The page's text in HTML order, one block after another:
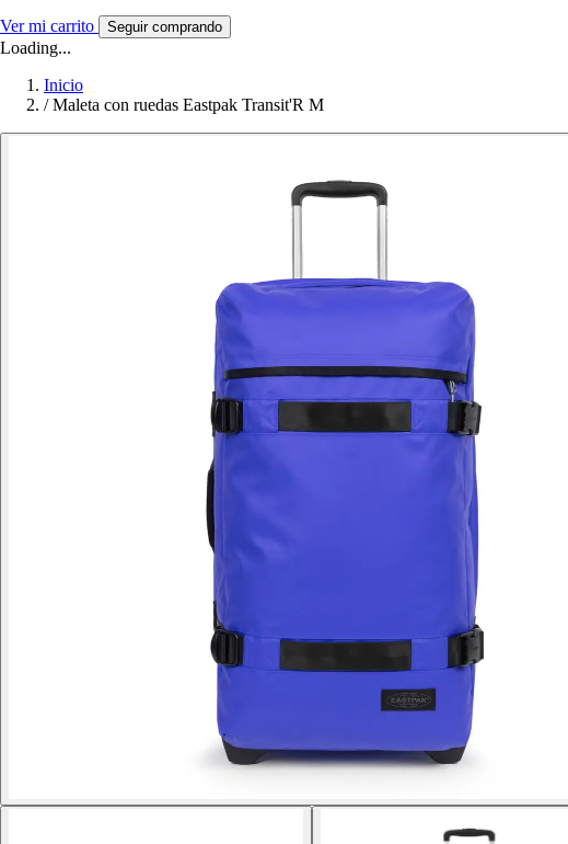
Ver mi carrito Seguir comprando
Loading...
Inicio
/ Maleta con ruedas Eastpak Transit'R M